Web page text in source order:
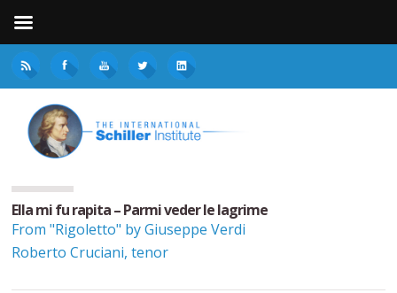
Ella mi fu rapita – Parmi veder le lagrime
From "Rigoletto" by Giuseppe Verdi
Roberto Cruciani, tenor